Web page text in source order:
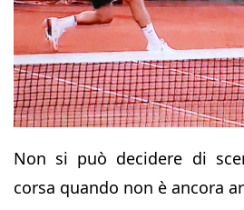
Non si può decidere di
corsa quando non è ancora